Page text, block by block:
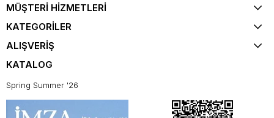
MÜŞTERİ HİZMETLERİ
KATEGORİLER
ALIŞVERİŞ
KATALOG
Spring Summer '26